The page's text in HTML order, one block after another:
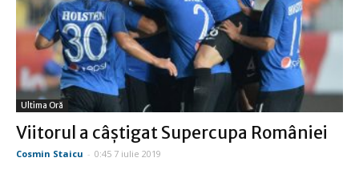
Ultima Oră
Viitorul a câştigat Supercupa României
Cosmin Staicu - 0:45 7 iulie 2019